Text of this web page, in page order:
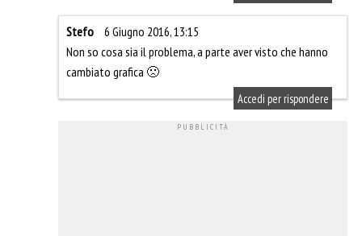
Stefo
6 Giugno 2016, 13:15
Non so cosa sia il problema, a parte aver visto che hanno
cambiato grafica 🙁
Accedi per rispondere